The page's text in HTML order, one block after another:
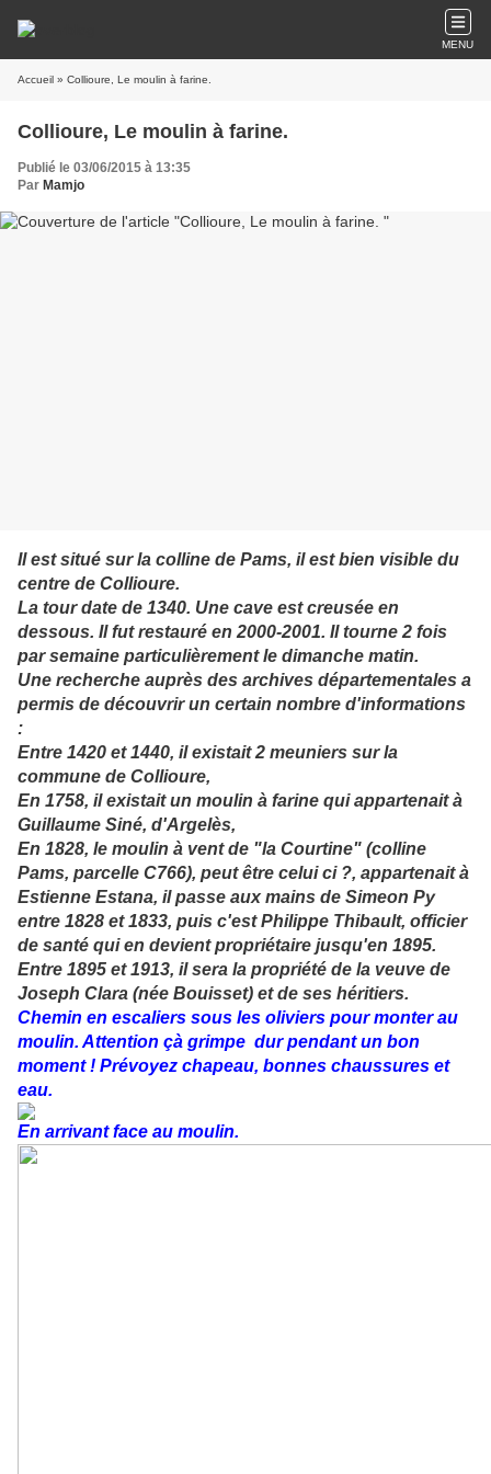
MENU
Accueil » Collioure, Le moulin à farine.
Collioure, Le moulin à farine.
Publié le 03/06/2015 à 13:35
Par Mamjo
Il est situé sur la colline de Pams, il est bien visible du
centre de Collioure.
La tour date de 1340. Une cave est creusée en
dessous. Il fut restauré en 2000-2001. Il tourne 2 fois
par semaine particulièrement le dimanche matin.
Une recherche auprès des archives départementales a
permis de découvrir un certain nombre d'informations
:
Entre 1420 et 1440, il existait 2 meuniers sur la
commune de Collioure,
En 1758, il existait un moulin à farine qui appartenait à
Guillaume Siné, d'Argelès,
En 1828, le moulin à vent de "la Courtine" (colline
Pams, parcelle C766), peut être celui ci ?, appartenait à
Estienne Estana, il passe aux mains de Simeon Py
entre 1828 et 1833, puis c'est Philippe Thibault, officier
de santé qui en devient propriétaire jusqu'en 1895.
Entre 1895 et 1913, il sera la propriété de la veuve de
Joseph Clara (née Bouisset) et de ses héritiers.
Chemin en escaliers sous les oliviers pour monter au
moulin. Attention çà grimpe dur pendant un bon
moment ! Prévoyez chapeau, bonnes chaussures et
eau.
En arrivant face au moulin.